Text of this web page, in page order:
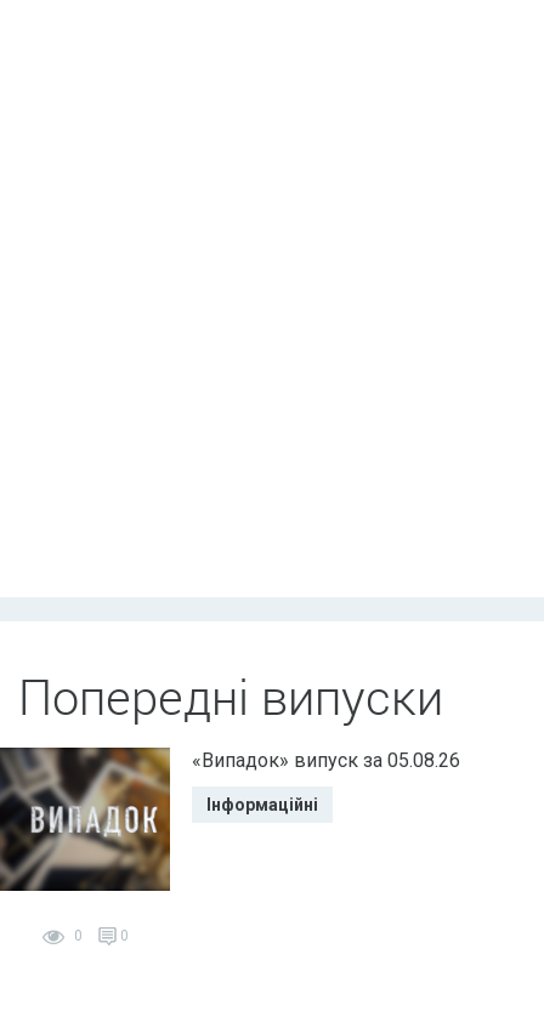
Попередні випуски
0 0
«Випадок» випуск за 05.08.26
Інформаційні